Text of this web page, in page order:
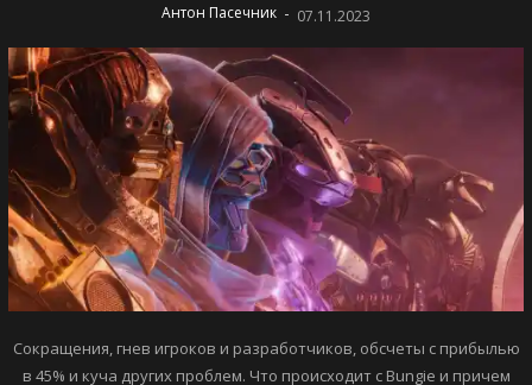
Антон Пасечник - 07.11.2023
Сокращения, гнев игроков и разработчиков, обсчеты с прибылью
в 45% и куча других проблем. Что происходит с Bungie и причем